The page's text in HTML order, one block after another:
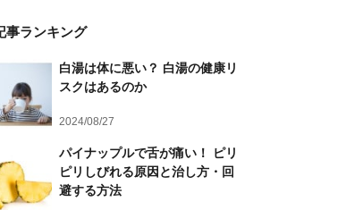
事ランキング
白湯は体に悪い？ 白湯の健康リ
スクはあるのか
2024/08/27
パイナップルで舌が痛い！ ピリ
ピリしびれる原因と治し方・回
避する方法